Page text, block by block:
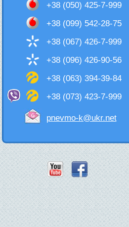
+38 (050) 425-7-999
+38 (099) 542-28-75
+38 (067) 426-7-999
+38 (096) 426-90-56
+38 (063) 394-39-84
+38 (073) 423-7-999
pnevmo-k@ukr.net